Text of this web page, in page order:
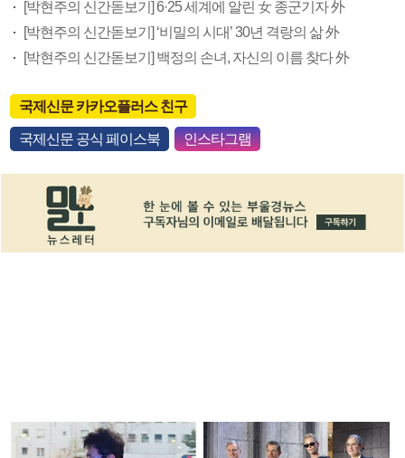
[박현주의 신간돋보기] 6·25 세계에 알린 女 종군기자 外
[박현주의 신간돋보기] ‘비밀의 시대’ 30년 격랑의 삶 外
[박현주의 신간돋보기] 백정의 손녀, 자신의 이름 찾다 外
국제신문 카카오플러스 친구
국제신문 공식 페이스북 인스타그램